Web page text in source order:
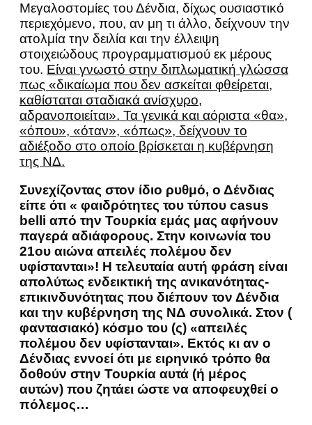
Μεγαλοστομίες του Δένδια, δίχως ουσιαστικό
περιεχόμενο, που, αν μη τι άλλο, δείχνουν την
ατολμία την δειλία και την έλλειψη
στοιχειώδους προγραμματισμού εκ μέρους
του. Είναι γνωστό στην διπλωματική γλώσσα
πως «δικαίωμα που δεν ασκείται φθείρεται,
καθίσταται σταδιακά ανίσχυρο,
αδρανοποιείται». Τα γενικά και αόριστα «θα»,
«όπου», «όταν», «όπως», δείχνουν το
αδιέξοδο στο οποίο βρίσκεται η κυβέρνηση
της ΝΔ.
Συνεχίζοντας στον ίδιο ρυθμό, ο Δένδιας
είπε ότι « φαιδρότητες του τύπου casus
belli από την Τουρκία εμάς μας αφήνουν
παγερά αδιάφορους. Στην κοινωνία του
21ου αιώνα απειλές πολέμου δεν
υφίστανται»! Η τελευταία αυτή φράση είναι
απολύτως ενδεικτική της ανικανότητας-
επικινδυνότητας που διέπουν τον Δένδια
και την κυβέρνηση της ΝΔ συνολικά. Στον (
φαντασιακό) κόσμο του (ς) «απειλές
πολέμου δεν υφίστανται». Εκτός κι αν ο
Δένδιας εννοεί ότι με ειρηνικό τρόπο θα
δοθούν στην Τουρκία αυτά (ή μέρος
αυτών) που ζητάει ώστε να αποφευχθεί ο
πόλεμος…